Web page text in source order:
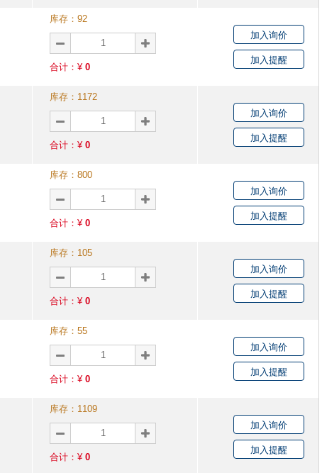
库存： 92
合计：¥ 0
加入询价
加入提醒
库存： 1172
合计：¥ 0
加入询价
加入提醒
库存： 800
合计：¥ 0
加入询价
加入提醒
库存： 105
合计：¥ 0
加入询价
加入提醒
库存： 55
合计：¥ 0
加入询价
加入提醒
库存： 1109
合计：¥ 0
加入询价
加入提醒